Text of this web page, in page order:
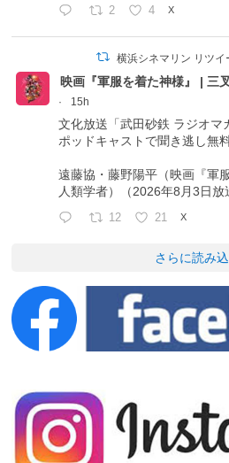
2 4 X
横浜シネマリン リツイ
映画『軍服を着た神様』 | 三
·
15h
文化放送「武田砂鉄 ラジオマ
ポッドキャストで聞き逃し無
遠藤協・藤野陽平（映画『軍
人類学者）（2026年8月3日放
12 21 X
さらに読み